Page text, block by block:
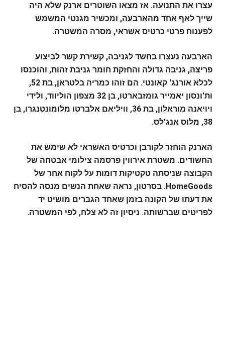
עצרו את התנועה. אז מצאו השוטרים ארנק שלא היה
שייך לאף אחד מהארבעה, ומכשיר מגנטי המשמש
לפענוח פרטי כרטיס אשראי, מסרה המשטרה.
הארבעה נעצרו בחשד לגניבה, קשירת קשר לביצוע
פריצה, גניבה גדולה והחזקת חומר גניבת זהות, והוכנסו
לכלא אורנג' קאונטי. הם זוהו כמריה בלטראן, בת 52,
ות'ונסון יאמייר גומזבארטו, בן 32 מצפון הוליווד, ולידי
ויויאנה מוראלון, בת 36, וויליאם אלברטו מלומונטנגרו, בן
38, מלוס אנג'לס.
הארנק הוחזר לקורבן וכרטיס האשראי לא שימש את
החשודים. משטרת אירווין פרסמה צילומי אבטחה של
הקבוצה שניסתה טקטיקות דומות על לקוח אחר של
HomeGoods. בסרטון, נראה שאחת הנשים מנסה להסיח
את דעתו של הקונה בזמן שאחד הגברים מושיט יד
לפריטים שברשותה. ניסיון זה לא צלח, לפי המשטרה.